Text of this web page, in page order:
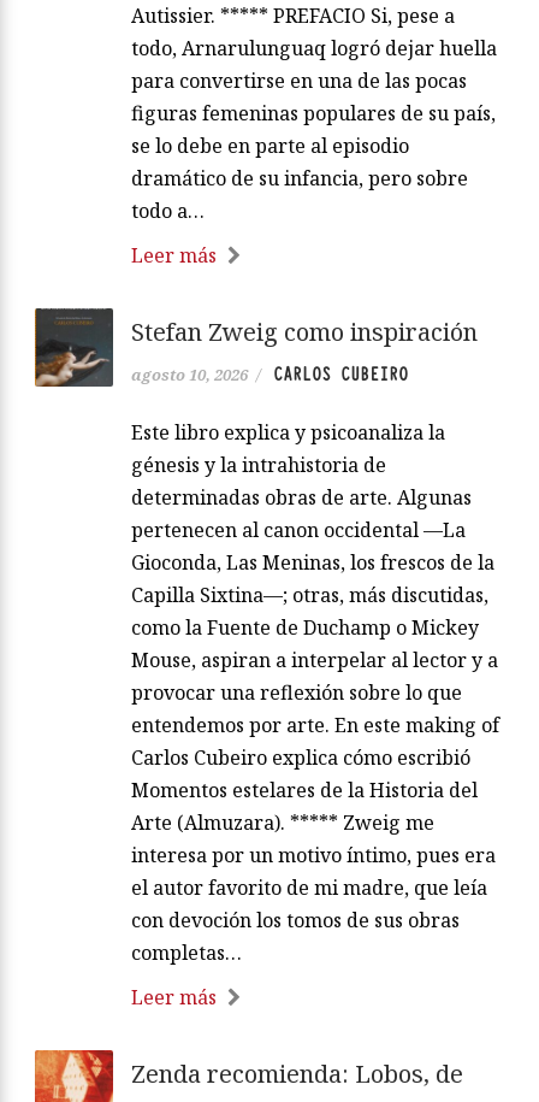
Autissier. ***** PREFACIO Si, pese a
todo, Arnarulunguaq logró dejar huella
para convertirse en una de las pocas
figuras femeninas populares de su país,
se lo debe en parte al episodio
dramático de su infancia, pero sobre
todo a…
Leer más
Stefan Zweig como inspiración
agosto 10, 2026 / CARLOS CUBEIRO
Este libro explica y psicoanaliza la
génesis y la intrahistoria de
determinadas obras de arte. Algunas
pertenecen al canon occidental —La
Gioconda, Las Meninas, los frescos de la
Capilla Sixtina—; otras, más discutidas,
como la Fuente de Duchamp o Mickey
Mouse, aspiran a interpelar al lector y a
provocar una reflexión sobre lo que
entendemos por arte. En este making of
Carlos Cubeiro explica cómo escribió
Momentos estelares de la Historia del
Arte (Almuzara). ***** Zweig me
interesa por un motivo íntimo, pues era
el autor favorito de mi madre, que leía
con devoción los tomos de sus obras
completas…
Leer más
Zenda recomienda: Lobos, de